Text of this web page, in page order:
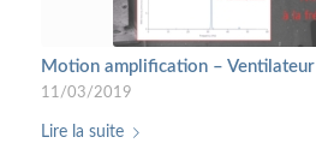
Motion amplification – Ventilateur
11/03/2019
Lire la suite
ACTUALITÉS